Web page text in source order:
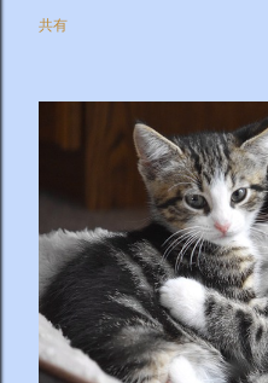
共有